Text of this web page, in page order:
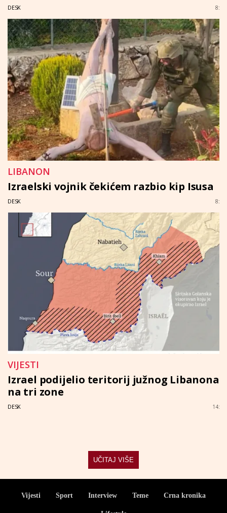
DESK 8:
LIBANON
Izraelski vojnik čekićem razbio kip Isusa
DESK 8:
VIJESTI
Izrael podijelio teritorij južnog Libanona
na tri zone
DESK 14:
UČITAJ VIŠE
Vijesti Sport Interview Teme Crna kronika